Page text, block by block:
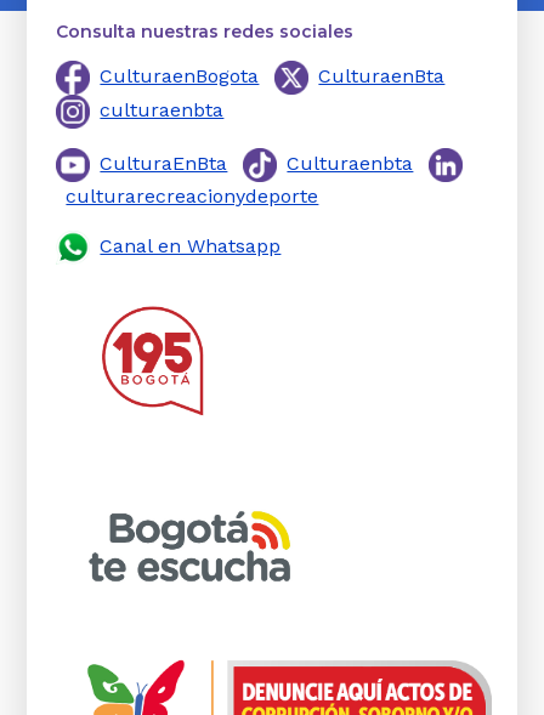
Consulta nuestras redes sociales
CulturaenBogota
CulturaenBta
culturaenbta
CulturaEnBta
Culturaenbta
culturarecreacionydeporte
Canal en Whatsapp